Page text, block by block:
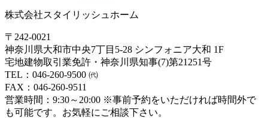
株式会社スタイリッシュホーム
〒242-0021
神奈川県大和市中央7丁目5-28 シンフォニア大和 1F
宅地建物取引業免許・神奈川県知事(7)第21251号
TEL：046-260-9500 ㈹
FAX：046-260-9511
営業時間：9:30～20:00 ※事前予約をいただければ時間外で
も可能です。お気軽にご相談下さい。